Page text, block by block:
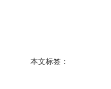
本文标签：